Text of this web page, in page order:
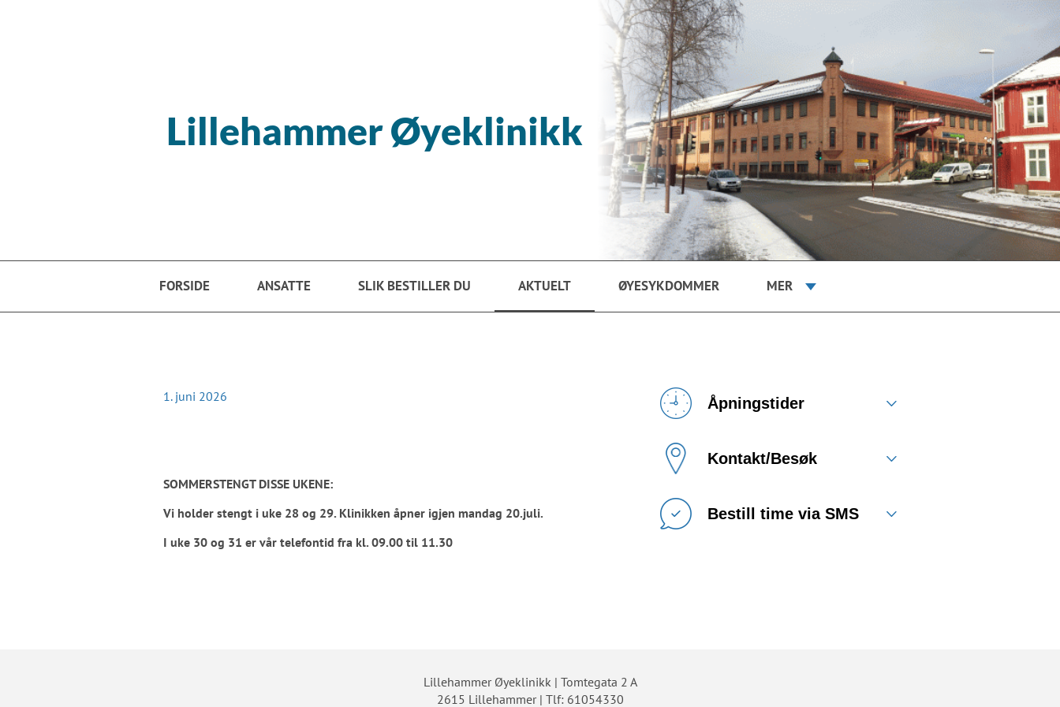
Lillehammer Øyeklinikk
FORSIDE ANSATTE SLIK BESTILLER DU AKTUELT ØYESYKDOMMER MER
Åpningstider
Kontakt/Besøk
Bestill time via SMS
1. juni 2026
SOMMERSTENGT DISSE UKENE:
Vi holder stengt i uke 28 og 29. Klinikken åpner igjen mandag 20.juli.
I uke 30 og 31 er vår telefontid fra kl. 09.00 til 11.30
Lillehammer Øyeklinikk | Tomtegata 2 A
2615 Lillehammer | Tlf: 61054330